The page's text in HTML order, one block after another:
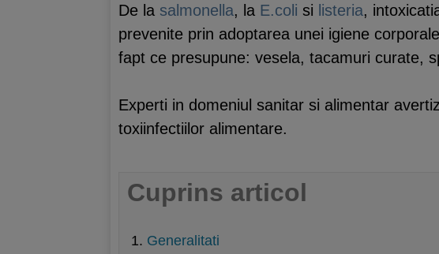
De la salmonella, la E.coli si listeria,
prevenite prin adoptarea unei igiene
fapt ce presupune: vesela, tacamuri curate,
Experti in domeniul sanitar si alimentar
toxiinfectiilor alimentare.
Cuprins articol
Generalitati